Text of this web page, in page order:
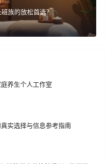
族的放松首选？
养生个人工作室
实选择与信息参考指南